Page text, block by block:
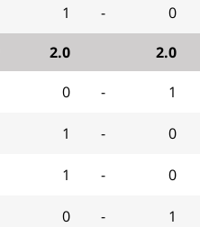
0
-
1
2.0
2.0
1
-
0
0
-
1
0
-
1
1
-
0